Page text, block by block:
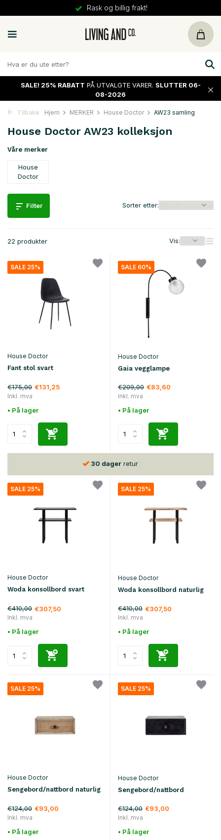
SALE! 25% RABATT PÅ UTVALGTE VARER. SLUTTER 06-
08-2026
Tilbake Hjem MERKER House Doctor AW23 samling
House Doctor AW23 kolleksjon
Våre merker
House
Doctor
Filter
22 produkter Vis:
Sorter etter:
SALE 25%
House Doctor
Fant stol svart
€175,00 €131,25
Inkl. mva
• På lager
SALE 60%
House Doctor
Gaia vegglampe
€209,00 €83,60
Inkl. mva
• På lager
30 dagerretur
SALE 25%
House Doctor
Woda konsollbord svart
€410,00 €307,50
Inkl. mva
• På lager
SALE 25%
House Doctor
Woda konsollbord naturlig
€410,00 €307,50
Inkl. mva
• På lager
SALE 25%
House Doctor
Sengebord/nattbord naturlig
€124,00 €93,00
Inkl. mva
• På lager
SALE 25%
House Doctor
Sengebord/nattbord
€124,00 €93,00
Inkl. mva
• På lager